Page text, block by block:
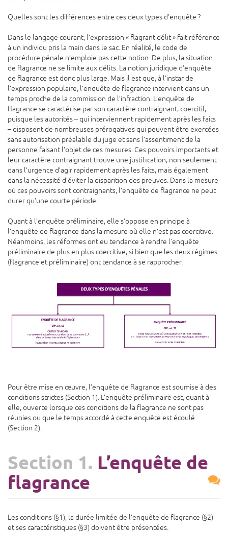
Quelles sont les différences entre ces deux types d’enquête ?
Dans le langage courant, l’expression « flagrant délit » fait référence
à un individu pris la main dans le sac. En réalité, le code de
procédure pénale n’emploie pas cette notion. De plus, la situation
de flagrance ne se limite aux délits. La notion juridique d’enquête
de flagrance est donc plus large. Mais il est que, à l’instar de
l’expression populaire, l’enquête de flagrance intervient dans un
temps proche de la commission de l’infraction. L’enquête de
flagrance se caractérise par son caractère contraignant, coercitif,
puisque les autorités – qui interviennent rapidement après les faits
– disposent de nombreuses prérogatives qui peuvent être exercées
sans autorisation préalable du juge et sans l’assentiment de la
personne faisant l’objet de ces mesures. Ces pouvoirs importants et
leur caractère contraignant trouve une justification, non seulement
dans l’urgence d’agir rapidement après les faits, mais également
dans la nécessité d’éviter la disparition des preuves. Dans la mesure
où ces pouvoirs sont contraignants, l’enquête de flagrance ne peut
durer qu’une courte période.
Quant à l’enquête préliminaire, elle s’oppose en principe à
l’enquête de flagrance dans la mesure où elle n’est pas coercitive.
Néanmoins, les réformes ont eu tendance à rendre l’enquête
préliminaire de plus en plus coercitive, si bien que les deux régimes
(flagrance et préliminaire) ont tendance à se rapprocher.
Pour être mise en œuvre, l’enquête de flagrance est soumise à des
conditions strictes (Section 1). L’enquête préliminaire est, quant à
elle, ouverte lorsque ces conditions de la flagrance ne sont pas
réunies ou que le temps accordé à cette enquête est écoulé
(Section 2).
Section 1. L’enquête de
flagrance
Les conditions (§1), la durée limitée de l’enquête de flagrance (§2)
et ses caractéristiques (§3) doivent être présentées.